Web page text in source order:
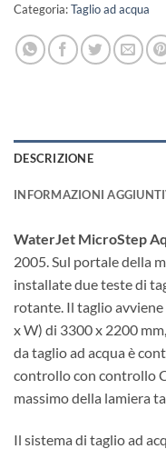
Categoria:Taglio ad acqua
DESCRIZIONE
INFORMAZIONI
WaterJet MicroStep
2005. Sul portale della
installate due teste di
rotante. Il taglio avviene
x W) di 3300 x 2200
da taglio ad acqua è
controllo con controllo
massimo della lamiera
Il sistema di taglio ad